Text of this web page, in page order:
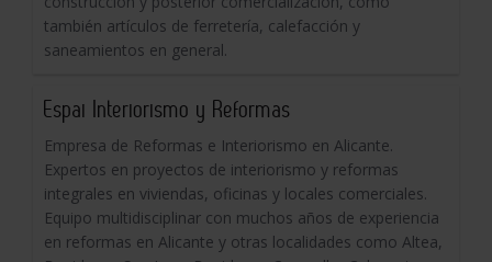
también artículos de ferretería, calefacción y
saneamientos en general.
Espai Interiorismo y Reformas
Empresa de Reformas e Interiorismo en Alicante.
Expertos en proyectos de interiorismo y reformas
integrales en viviendas, oficinas y locales comerciales.
Equipo multidisciplinar con muchos años de experiencia
en reformas en Alicante y otras localidades como Altea,